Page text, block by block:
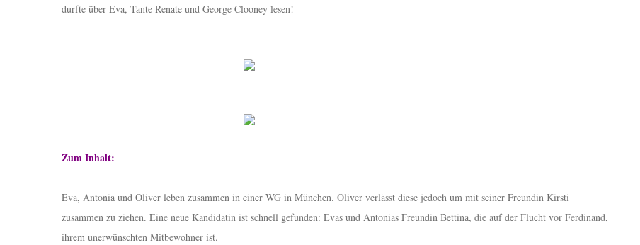
durfte über Eva, Tante Renate und George Clooney lesen!
Zum Inhalt:
Eva, Antonia und Oliver leben zusammen in einer WG in München. Oliver verlässt diese jedoch um mit seiner Freundin Kirsti
zusammen zu ziehen. Eine neue Kandidatin ist schnell gefunden: Evas und Antonias Freundin Bettina, die auf der Flucht vor Ferdinand,
ihrem unerwünschten Mitbewohner ist.